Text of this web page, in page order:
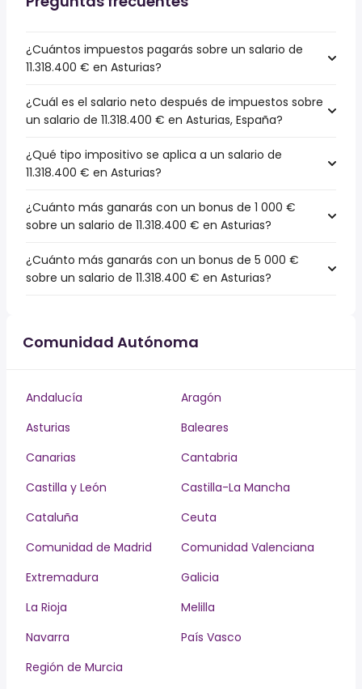
¿Cuántos impuestos pagarás sobre un salario de
11.318.400 € en Asturias?
¿Cuál es el salario neto después de impuestos sobre
un salario de 11.318.400 € en Asturias, España?
¿Qué tipo impositivo se aplica a un salario de
11.318.400 € en Asturias?
¿Cuánto más ganarás con un bonus de 1 000 €
sobre un salario de 11.318.400 € en Asturias?
¿Cuánto más ganarás con un bonus de 5 000 €
sobre un salario de 11.318.400 € en Asturias?
Comunidad Autónoma
Andalucía
Aragón
Asturias
Baleares
Canarias
Cantabria
Castilla y León
Castilla-La Mancha
Cataluña
Ceuta
Comunidad de Madrid
Comunidad Valenciana
Extremadura
Galicia
La Rioja
Melilla
Navarra
País Vasco
Región de Murcia